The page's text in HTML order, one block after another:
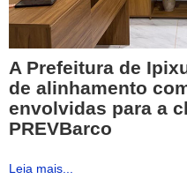
A Prefeitura de
de alinhamento
envolvidas para a
PREVBarco
Leia mais...